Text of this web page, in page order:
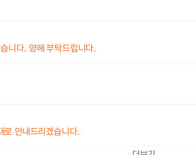
니다. 양해 부탁드립니다.
안내드리겠습니다.